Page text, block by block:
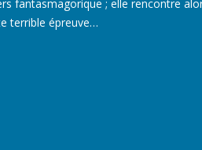
fantasmagorique ; elle rencontre
terrible épreuve…